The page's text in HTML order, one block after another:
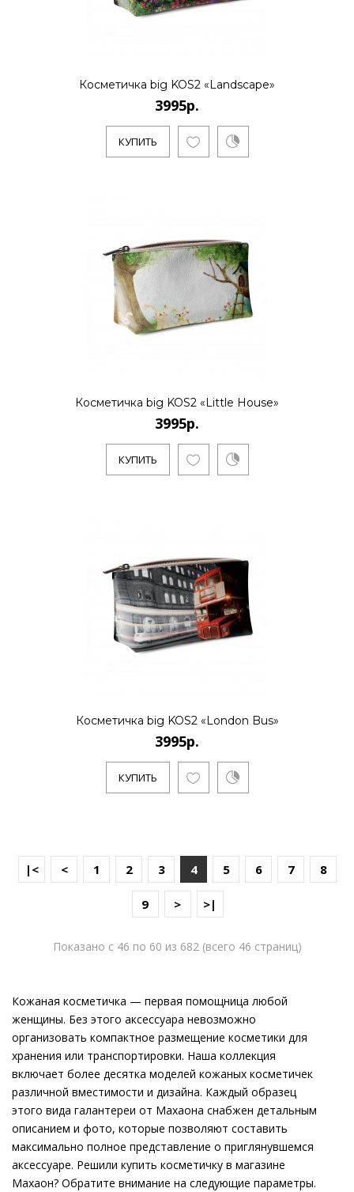
Косметичка big KOS2 «Landscape»
3995р.
КУПИТЬ
Косметичка big KOS2 «Little House»
3995р.
КУПИТЬ
Косметичка big KOS2 «London Bus»
3995р.
КУПИТЬ
|< < 1 2 3 4 5 6 7 8
9 > >|
Показано с 46 по 60 из 682 (всего 46 страниц)
Кожаная косметичка — первая помощница любой
женщины. Без этого аксессуара невозможно
организовать компактное размещение косметики для
хранения или транспортировки. Наша коллекция
включает более десятка моделей кожаных косметичек
различной вместимости и дизайна. Каждый образец
этого вида галантереи от Махаона снабжен детальным
описанием и фото, которые позволяют составить
максимально полное представление о приглянувшемся
аксессуаре. Решили купить косметичку в магазине
Махаон? Обратите внимание на следующие параметры.